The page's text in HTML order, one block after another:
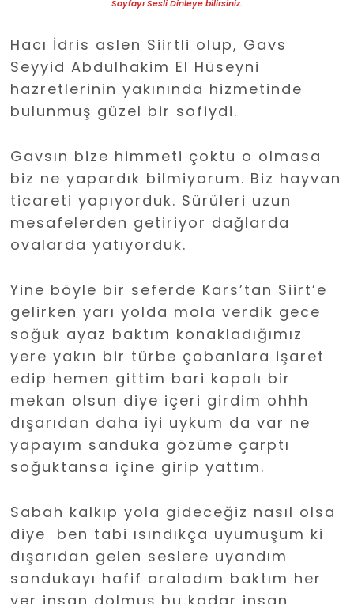
Sayfayı Sesli Dinleye bilirsiniz.
Hacı İdris aslen Siirtli olup, Gavs
Seyyid Abdulhakim El Hüseyni
hazretlerinin yakınında hizmetinde
bulunmuş güzel bir sofiydi.
Gavsın bize himmeti çoktu o olmasa
biz ne yapardık bilmiyorum. Biz hayvan
ticareti yapıyorduk. Sürüleri uzun
mesafelerden getiriyor dağlarda
ovalarda yatıyorduk.
Yine böyle bir seferde Kars’tan Siirt’e
gelirken yarı yolda mola verdik gece
soğuk ayaz baktım konakladığımız
yere yakın bir türbe çobanlara işaret
edip hemen gittim bari kapalı bir
mekan olsun diye içeri girdim ohhh
dışarıdan daha iyi uykum da var ne
yapayım sanduka gözüme çarptı
soğuktansa içine girip yattım.
Sabah kalkıp yola gideceğiz nasıl olsa
diye ben tabi ısındıkça uyumuşum ki
dışarıdan gelen seslere uyandım
sandukayı hafif araladım baktım her